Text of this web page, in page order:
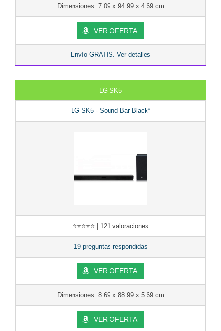
Dimensiones: 7.09 x 94.99 x 4.69 cm
VER OFERTA
Envío GRATIS. Ver detalles
LG SK5
LG SK5 - Sound Bar Black*
⭐⭐⭐⭐⭐ | 121 valoraciones
19 preguntas respondidas
VER OFERTA
Dimensiones: 8.69 x 88.99 x 5.69 cm
VER OFERTA